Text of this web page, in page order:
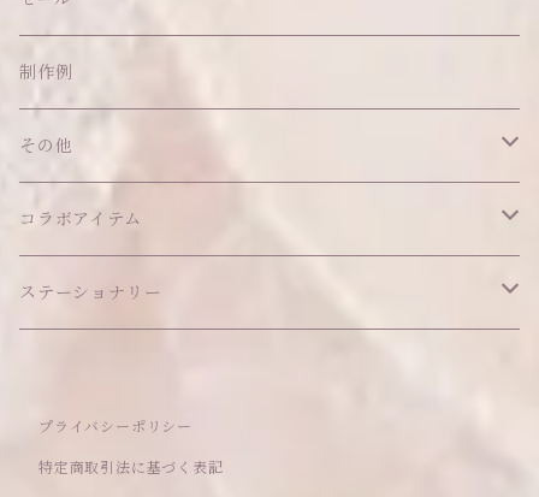
ショルダーバッグ
お散歩バッグ
ポーチ
コインケース
カードケース
キーホルダー
その他
ハンガー
マット
ヘッドドレス Sサイズ
ヘッドドレス Mサイズ
アウトフィット
その他
制作例
その他
あこがれシリーズ
福音シリーズ
おもちゃ
コラボアイテム
はるぽんの愛のつづき♡はるぽん生誕祭2026
ステーショナリー
プライバシーポリシー
特定商取引法に基づく表記